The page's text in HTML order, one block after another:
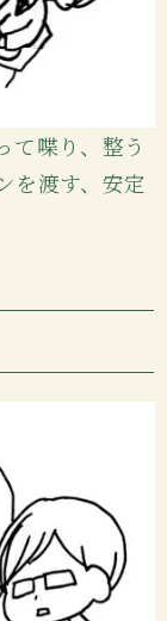
て喋り、整う
を渡す、安定